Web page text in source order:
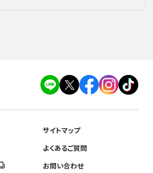
サイトマップ
よくあるご質問
お問い合わせ